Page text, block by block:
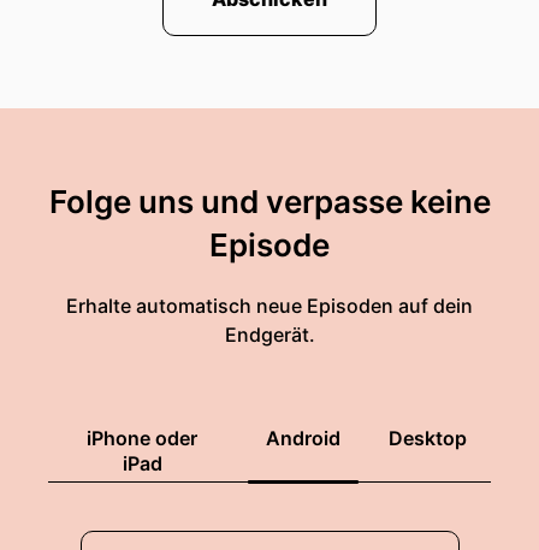
Folge uns und verpasse keine
Episode
Erhalte automatisch neue Episoden auf dein
Endgerät.
iPhone oder
iPad
Android Desktop